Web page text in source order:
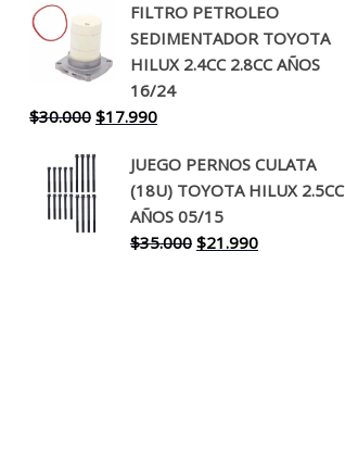
original
era:
$260.000.
actual
es:
$199.990.
FILTRO PETROLEO
SEDIMENTADOR TOYOTA
HILUX 2.4CC 2.8CC AÑOS
16/24
$30.000 El
original
era:
$30.000.
$17.990El
actual
es:
$17.990.
JUEGO PERNOS CULATA
(18U) TOYOTA HILUX 2.5CC
AÑOS 05/15
$35.000 El
$21.990El